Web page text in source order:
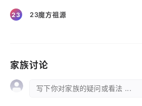
23 23魔方祖源
家族讨论
写下你对家族的疑问或看法 ...